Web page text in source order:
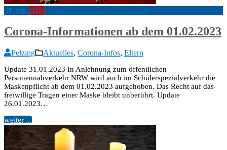
31 Jan. 2023
Corona-Informationen ab dem 01.02.2023
Pelzing Aktuelles, Corona-Infos, Eltern
Update 31.01.2023 In Anlehnung zum öffentlichen
Personennahverkehr NRW wird auch im Schülerspezialverkehr die
Maskenpflicht ab dem 01.02.2023 aufgehoben. Das Recht auf das
freiwillige Tragen einer Maske bleibt unberührt. Update
26.01.2023…
weiter ...